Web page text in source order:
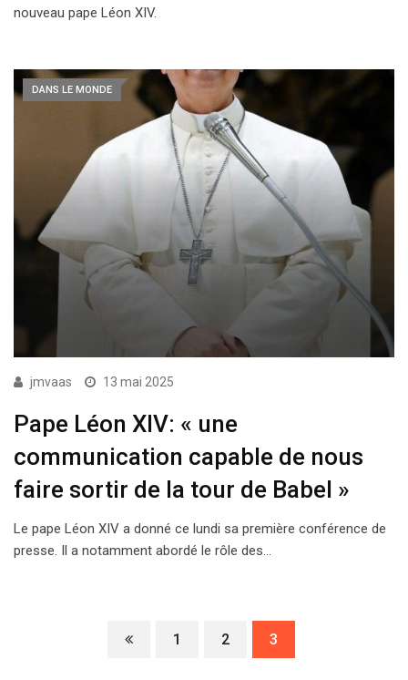
nouveau pape Léon XIV.
DANS LE MONDE
jmvaas 13 mai 2025
Pape Léon XIV: « une
communication capable de nous
faire sortir de la tour de Babel »
Le pape Léon XIV a donné ce lundi sa première conférence de
presse. Il a notamment abordé le rôle des…
1 2 3